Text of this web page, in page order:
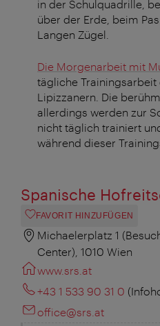
in der Schulquadrille,
über der Erde, beim
Langen Zügel.
Die Morgenarbeit mit
tägliche
Lipizzanern. Die
allerdings werden zur
nicht täglich trainiert
während dieser
Spanische
FAVORIT HINZUFÜGEN
Michaelerplatz 1
Center), 1010 Wien
www.srs.at
+43 1 533 90 31 0
office@srs.at